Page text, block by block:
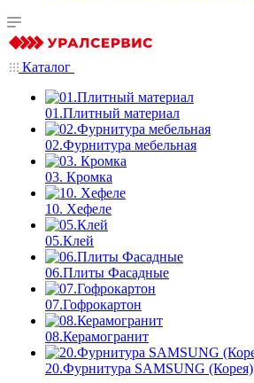
Каталог
01.Плитный материал
02.Фурнитура мебельная
03. Кромка
10. Хефеле
05.Клей
06.Плиты Фасадные
07.Гофрокартон
08.Керамогранит
20.Фурнитура SAMSUNG (Корея)